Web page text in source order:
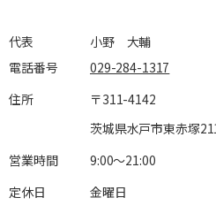
代表
小野 大輔
電話番号
029-284-1317
住所
〒311-4142
茨城県水戸市東赤塚
営業時間
9:00～21:00
定休日
金曜日